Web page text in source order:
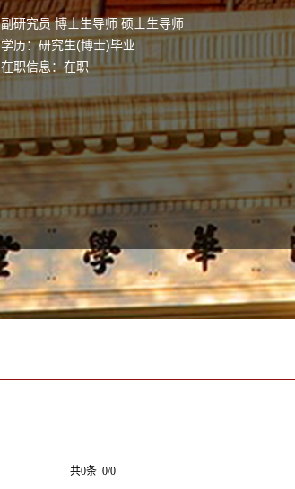
副研究员 博士生导师 硕士生导师
学历：研究生(博士)毕业
在职信息：在职
共0条 0/0